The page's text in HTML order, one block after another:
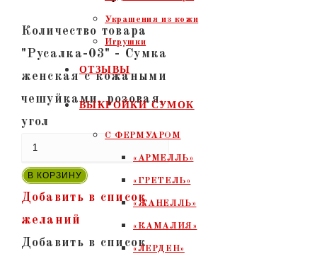
Украшения из кожи
Игрушки
ОТЗЫВЫ
ВЫКРОЙКИ СУМОК
С ФЕРМУАРОМ
«АРМЕЛЛЬ»
«ГРЕТЕЛЬ»
«ЖАНЕЛЛЬ»
«КАМАЛИЯ»
«ЛЕРДЕН»
Количество товара
"Русалка-03" - Сумка
женская с кожаными
чешуйками, розовая,
угол
В КОРЗИНУ
Добавить в список
желаний
Добавить в список